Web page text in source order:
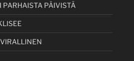
PÄIVISTÄ